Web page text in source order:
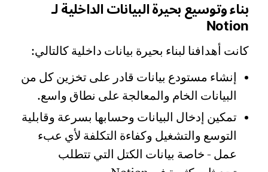
بناء وتوسيع بحيرة البيانات الداخلية لـ
Notion
كانت أهدافنا لبناء بحيرة بيانات داخلية كالتالي:
إنشاء مستودع بيانات قادر على تخزين كل من
البيانات الخام والمعالجة على نطاق واسع.
تمكين إدخال البيانات وحسابها بسرعة وقابلية
التوسع والتشغيل وكفاءة التكلفة لأي عبء
عمل - خاصة بيانات الكتل التي تتطلب